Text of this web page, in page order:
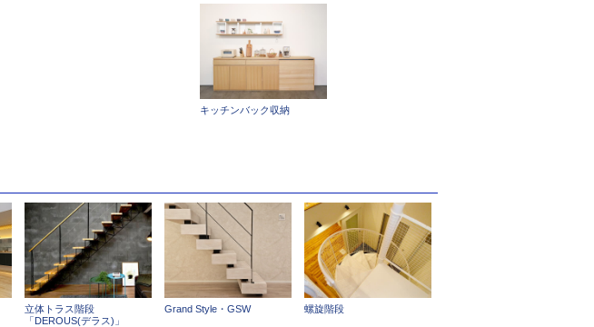
キッチンバック収納
立体トラス階段
「DEROUS(デラス)」
Grand Style・GSW 螺旋階段